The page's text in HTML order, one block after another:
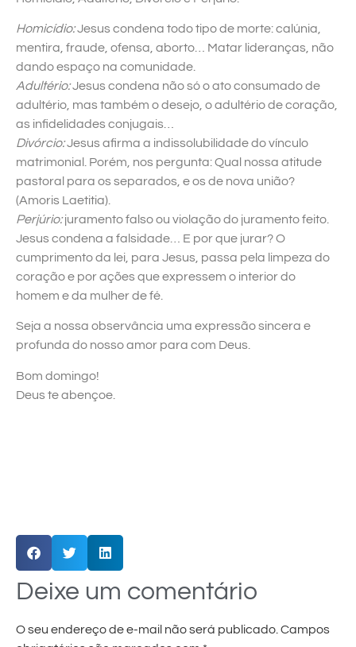
Homicídio:Jesus condena todo tipo de morte: calúnia,
mentira, fraude, ofensa, aborto… Matar lideranças, não
dando espaço na comunidade.
Adultério:Jesus condena não só o ato consumado de
adultério, mas também o desejo, o adultério de coração,
as infidelidades conjugais…
Divórcio:Jesus afirma a indissolubilidade do vínculo
matrimonial. Porém, nos pergunta: Qual nossa atitude
pastoral para os separados, e os de nova união?
(Amoris Laetitia).
Perjúrio:juramento falso ou violação do juramento feito.
Jesus condena a falsidade… E por que jurar? O
cumprimento da lei, para Jesus, passa pela limpeza do
coração e por ações que expressem o interior do
homem e da mulher de fé.
Seja a nossa observância uma expressão sincera e
profunda do nosso amor para com Deus.
Bom domingo!
Deus te abençoe.
Deixe um comentário
O seu endereço de e-mail não será publicado.Campos